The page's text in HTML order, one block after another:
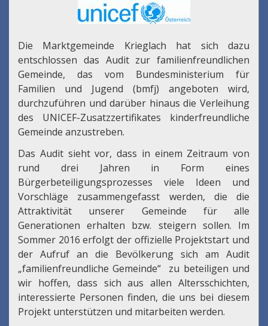
Die Marktgemeinde Krieglach hat sich dazu
entschlossen das Audit zur familienfreundlichen
Gemeinde, das vom Bundesministerium für
Familien und Jugend (bmfj) angeboten wird,
durchzuführen und darüber hinaus die Verleihung
des UNICEF-Zusatzzertifikates kinderfreundliche
Gemeinde anzustreben.
Das Audit sieht vor, dass in einem Zeitraum von
rund drei Jahren in Form eines
Bürgerbeteiligungsprozesses viele Ideen und
Vorschläge zusammengefasst werden, die die
Attraktivität unserer Gemeinde für alle
Generationen erhalten bzw. steigern sollen. Im
Sommer 2016 erfolgt der offizielle Projektstart und
der Aufruf an die Bevölkerung sich am Audit
„familienfreundliche Gemeinde“ zu beteiligen und
wir hoffen, dass sich aus allen Altersschichten,
interessierte Personen finden, die uns bei diesem
Projekt unterstützen und mitarbeiten werden.